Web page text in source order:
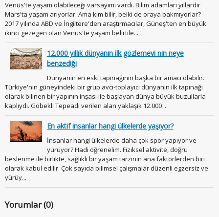
Venüs'te yaşam olabileceği varsayımı vardı. Bilim adamları yıllardır
Mars'ta yaşam arıyorlar. Ama kim bilir, belki de oraya bakmıyorlar?
2017 yılında ABD ve İngiltere'den araştırmacılar, Güneş'ten en büyük
ikinci gezegen olan Venüs'te yaşam belirtile...
12.000 yıllık dünyanın ilk gözlemevi nin neye
benzediği
Dünyanın en eski tapınağının başka bir amacı olabilir.
Türkiye'nin güneyindeki bir grup avcı-toplayıcı dünyanın ilk tapınağı
olarak bilinen bir yapının inşası ile başlayan dünya büyük buzullarla
kaplıydı. Göbekli Tepeadı verilen alan yaklaşık 12.000 ...
En aktif insanlar hangi ülkelerde yaşıyor?
İnsanlar hangi ülkelerde daha çok spor yapıyor ve
yürüyor? Hadi öğrenelim. Fiziksel aktivite, doğru
beslenme ile birlikte, sağlıklı bir yaşam tarzının ana faktörlerden biri
olarak kabul edilir. Çok sayıda bilimsel çalışmalar düzenli egzersiz ve
yürüy...
Yorumlar (0)